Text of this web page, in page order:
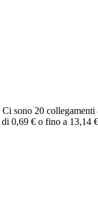
sono 20
0,69 € o fino a 13,14